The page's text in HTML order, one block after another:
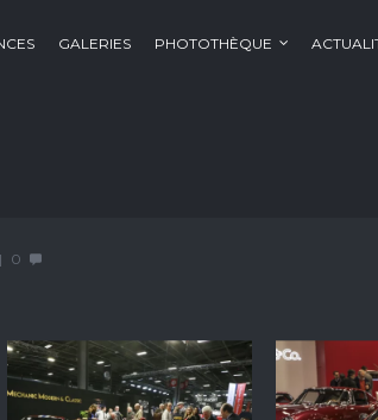
GALERIES PHOTOTHÈQUE
0